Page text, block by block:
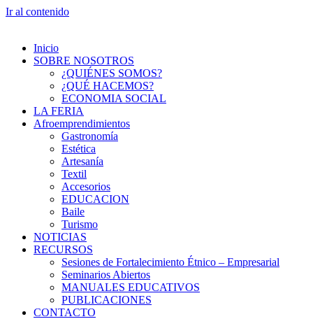
Ir al contenido
Inicio
SOBRE NOSOTROS
¿QUIÉNES SOMOS?
¿QUÉ HACEMOS?
ECONOMIA SOCIAL
LA FERIA
Afroemprendimientos
Gastronomía
Estética
Artesanía
Textil
Accesorios
EDUCACION
Baile
Turismo
NOTICIAS
RECURSOS
Sesiones de Fortalecimiento Étnico – Empresarial
Seminarios Abiertos
MANUALES EDUCATIVOS
PUBLICACIONES
CONTACTO